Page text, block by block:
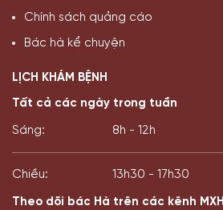
Chính sách quảng cáo
Bác hà kể chuyện
LỊCH KHÁM BỆNH
Tất cả các ngày trong tuần
Sáng: 8h - 12h
Chiều: 13h30 - 17h30
Theo dõi bác Hà trên các kênh MXH